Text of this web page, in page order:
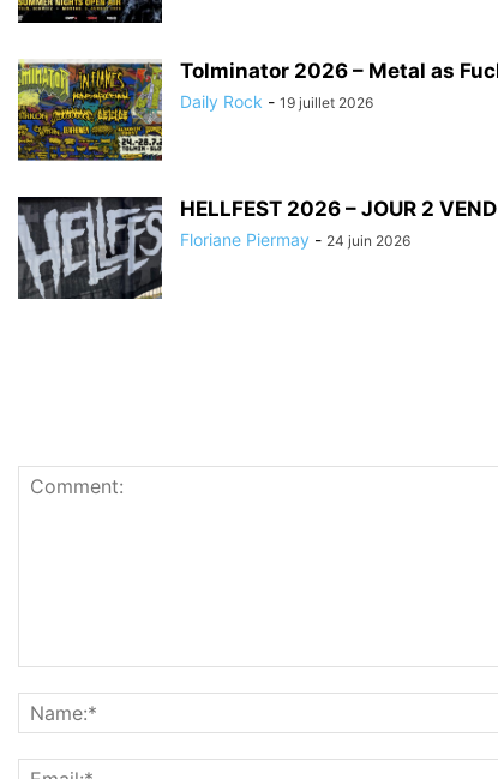
Tolminator 2026 – Metal as
Daily Rock - 19 juillet 2026
HELLFEST 2026 – JOUR 2
Floriane Piermay - 24 juin 2026